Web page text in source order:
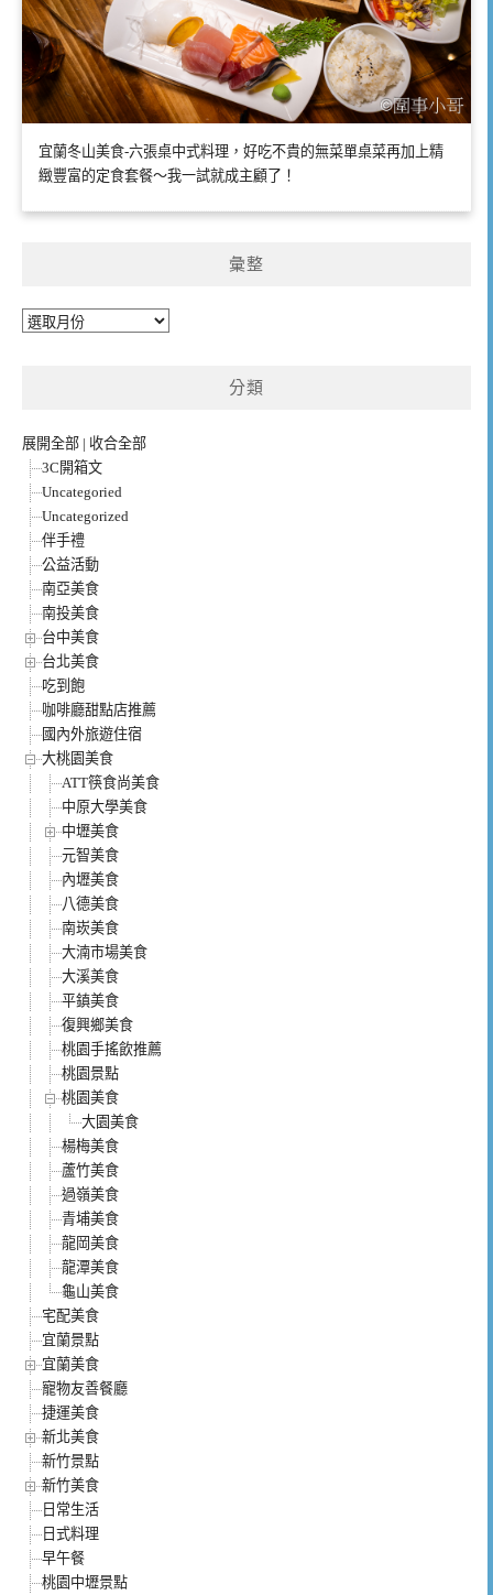
宜蘭冬山美食-六張桌中式料理，好吃不貴的無菜單桌菜再加上精
緻豐富的定食套餐～我一試就成主顧了！
彙整
彙
分類
展開全部 | 收合全部
3C開箱文
Uncategoried
Uncategorized
伴手禮
公益活動
南亞美食
南投美食
台中美食
台北美食
吃到飽
咖啡廳甜點店推薦
國內外旅遊住宿
大桃園美食
ATT筷食尚美食
中原大學美食
中壢美食
元智美食
內壢美食
八德美食
南崁美食
大湳市場美食
大溪美食
平鎮美食
復興鄉美食
桃園手搖飲推薦
桃園景點
桃園美食
大園美食
楊梅美食
蘆竹美食
過嶺美食
青埔美食
龍岡美食
龍潭美食
龜山美食
宅配美食
宜蘭景點
宜蘭美食
寵物友善餐廳
捷運美食
新北美食
新竹景點
新竹美食
日常生活
日式料理
早午餐
桃園中壢景點